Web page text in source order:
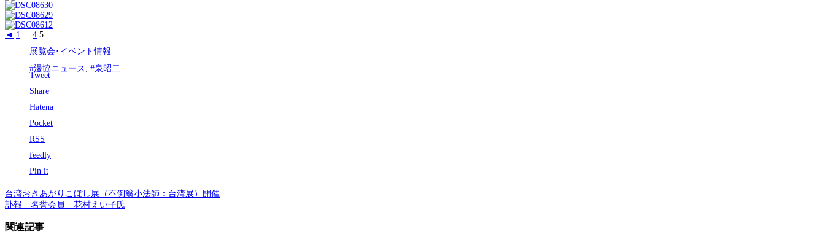
◄ 1 4 5
展覧会･イベント情報
#漫協ニュース
#泉昭二
Tweet
Share
Hatena
Pocket
RSS
feedly
Pin it
台湾おきあがりこぼし展（不倒翁小法師：台湾展）開催
訃報 名誉会員 花村えい子氏
関連記事